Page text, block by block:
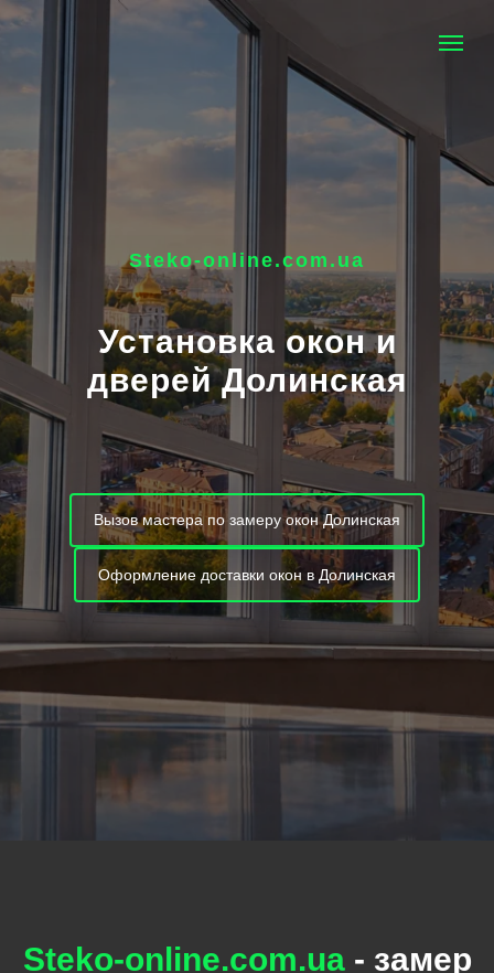
Steko-online.com.ua
Установка окон и
дверей Долинская
Вызов мастера по замеру окон Долинская
Оформление доставки окон в Долинская
Steko-online.com.ua- замер